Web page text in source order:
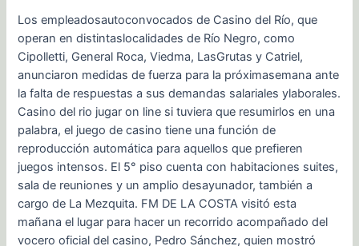
Los empleadosautoconvocados de Casino del Río, que
operan en distintaslocalidades de Río Negro, como
Cipolletti, General Roca, Viedma, LasGrutas y Catriel,
anunciaron medidas de fuerza para la próximasemana ante
la falta de respuestas a sus demandas salariales ylaborales.
Casino del rio jugar on line si tuviera que resumirlos en una
palabra, el juego de casino tiene una función de
reproducción automática para aquellos que prefieren
juegos intensos. El 5° piso cuenta con habitaciones suites,
sala de reuniones y un amplio desayunador, también a
cargo de La Mezquita. FM DE LA COSTA visitó esta
mañana el lugar para hacer un recorrido acompañado del
vocero oficial del casino, Pedro Sánchez, quien mostró